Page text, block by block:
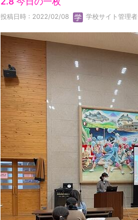
投稿日時 : 2022/02/08 学校サイト管理者